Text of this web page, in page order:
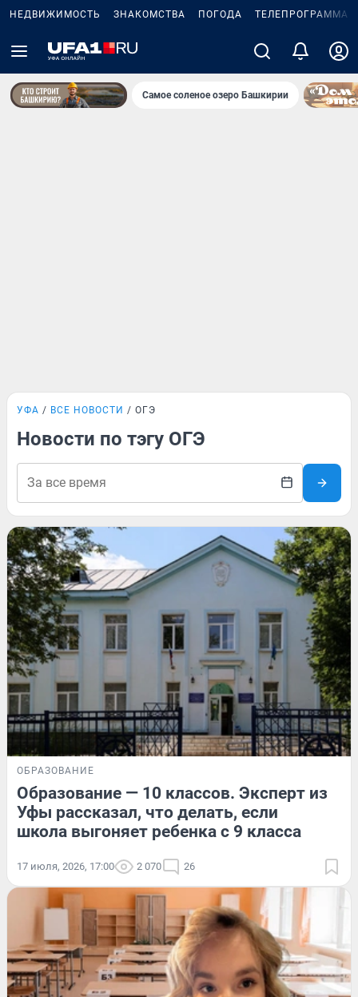
НЕДВИЖИМОСТЬ ЗНАКОМСТВА ПОГОДА ТЕЛЕПРОГРАММА
Самое соленое озеро Башкирии
УФА ВСЕ НОВОСТИ ОГЭ
Новости по тэгу ОГЭ
ОБРАЗОВАНИЕ
Образование — 10 классов. Эксперт из
Уфы рассказал, что делать, если
школа выгоняет ребенка с 9 класса
17 июля, 2026, 17:00 2 070 26